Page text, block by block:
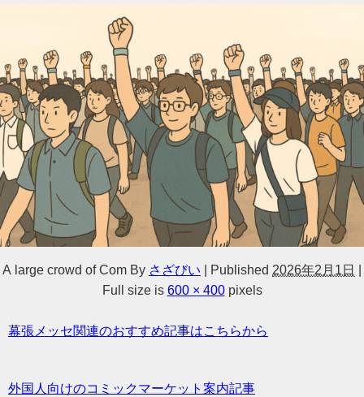
A large crowd of Com By さざびい Published 2026年2月1日
Full size is 600 × 400pixels
幕張メッセ関連のおすすめ記事はこちらから
外国人向けのコミックマーケット案内記事